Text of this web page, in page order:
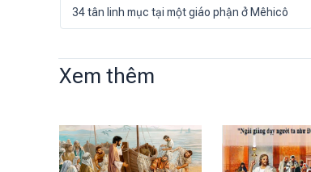
34 tân linh mục tại một giáo phận ở Mêhicô
Xem thêm